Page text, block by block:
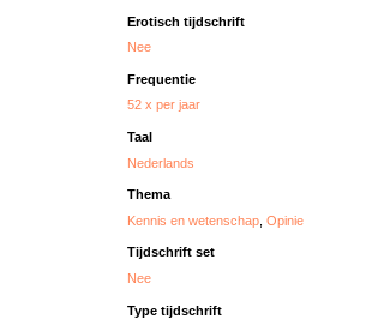
Erotisch tijdschrift
Nee
Frequentie
52 x per jaar
Taal
Nederlands
Thema
Kennis en wetenschap ,Opinie
Tijdschrift set
Nee
Type tijdschrift